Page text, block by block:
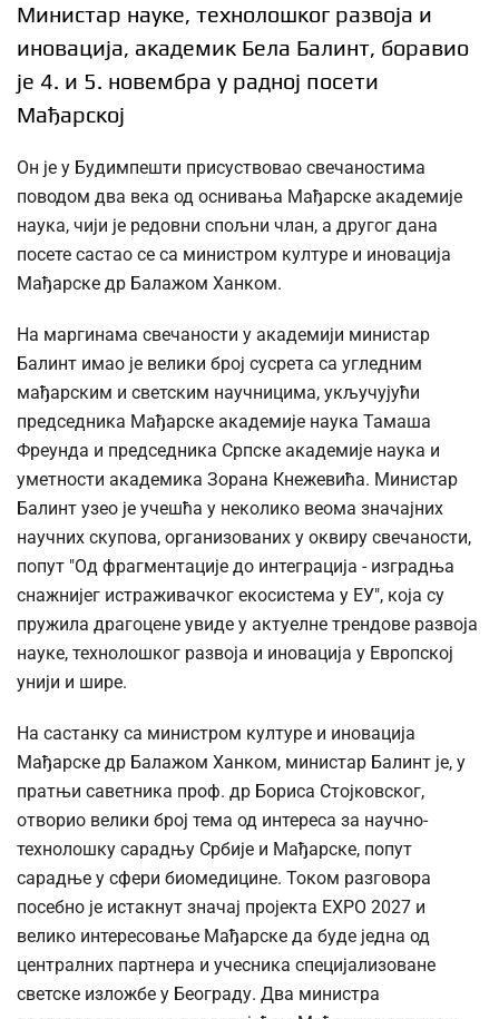
Министар науке, технолошког развоја и
иновација, академик Бела Балинт, боравио
је 4. и 5. новембра у радној посети
Мађарској
Он је у Будимпешти присуствовао свечаностима
поводом два века од оснивања Мађарске академије
наука, чији је редовни спољни члан, а другог дана
посете састао се са министром културе и иновација
Мађарске др Балажом Ханком.
На маргинама свечаности у академији министар
Балинт имао је велики број сусрета са угледним
мађарским и светским научницима, укључујући
председника Мађарске академије наука Тамаша
Фреунда и председника Српске академије наука и
уметности академика Зорана Кнежевића. Министар
Балинт узео је учешћа у неколико веома значајних
научних скупова, организованих у оквиру свечаности,
попут "Од фрагментације до интеграција - изградња
снажнијег истраживачког екосистема у ЕУ", која су
пружила драгоцене увиде у актуелне трендове развоја
науке, технолошког развоја и иновација у Европској
унији и шире.
На састанку са министром културе и иновација
Мађарске др Балажом Ханком, министар Балинт је, у
пратњи саветника проф. др Бориса Стојковског,
отворио велики број тема од интереса за научно-
технолошку сарадњу Србије и Мађарске, попут
сарадње у сфери биомедицине. Током разговора
посебно је истакнут значај пројекта ЕХРО 2027 и
велико интересовање Мађарске да буде једна од
централних партнера и учесника специјализоване
светске изложбе у Београду. Два министра